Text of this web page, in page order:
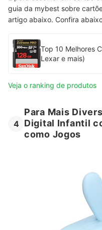
guia da mybest sobre
artigo abaixo. Confira
Top 10 Melhores
Lexar e mais)
Veja o ranking de produtos
4
Para Mais
Digital Infantil
como Jogos